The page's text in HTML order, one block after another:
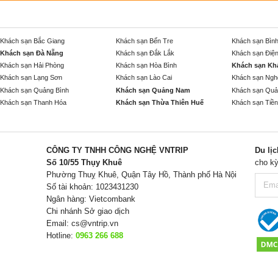
Khách sạn Bắc Giang Khách sạn Bến Tre Khách sạn
Khách sạn Đà Nẵng Khách sạn Đắk Lắk Khách sạn
Khách sạn Hải Phòng Khách sạn Hòa Bình Khách sạn
Khách sạn Lạng Sơn Khách sạn Lào Cai Khách sạn
Khách sạn Quảng Bình Khách sạn Quảng Nam Khách sạn
Khách sạn Thanh Hóa Khách sạn Thừa Thiên Huế Khách sạn
CÔNG TY TNHH CÔNG NGHỆ VNTRIP
Số 10/55 Thụy Khuê
Phường Thuỵ Khuê, Quận Tây Hồ, Thành phố Hà Nội
Số tài khoản: 1023431230
Ngân hàng: Vietcombank
Chi nhánh Sở giao dịch
Email: cs@vntrip.vn
Hotline: 0963 266 688
Du
cho